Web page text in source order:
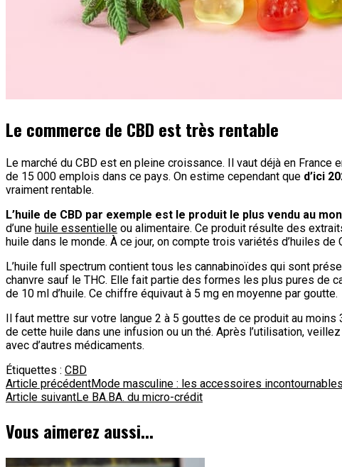
Le commerce de CBD est très rentable
Le marché du CBD est en pleine croissance. Il vaut déjà en
de 15 000 emplois dans ce pays. On estime cependant que d’ici
vraiment rentable.
L’huile de CBD par exemple est le produit le plus vendu au
d’une huile essentielle ou alimentaire. Ce produit résulte des
huile dans le monde. À ce jour, on compte trois variétés d’huiles de
L’huile full spectrum contient tous les cannabinoïdes qui sont
chanvre sauf le THC. Elle fait partie des formes les plus pures de
de 10 ml d’huile. Ce chiffre équivaut à 5 mg en moyenne par goutte.
Il faut mettre sur votre langue 2 à 5 gouttes de ce produit au
de cette huile dans une infusion ou un thé. Après l’utilisation,
avec d’autres médicaments.
Étiquettes : CBD
Navigation
d'article
Article précédentMode masculine : les accessoires incontournables
Article suivantLe BA.BA. du micro-crédit
Vous aimerez aussi...